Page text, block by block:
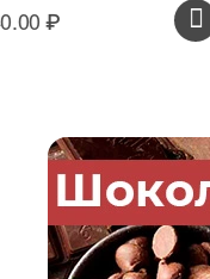
439.00